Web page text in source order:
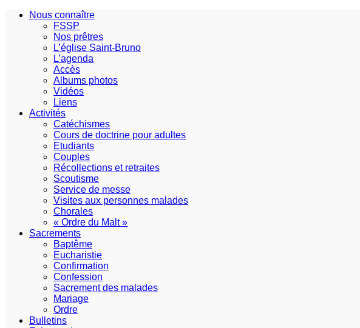
Nous connaître
FSSP
Nos prêtres
L’église Saint-Bruno
L’agenda
Accès
Albums photos
Vidéos
Liens
Activités
Catéchismes
Cours de doctrine pour adultes
Etudiants
Couples
Récollections et retraites
Scoutisme
Service de messe
Visites aux personnes malades
Chorales
« Ordre du Malt »
Sacrements
Baptême
Eucharistie
Confirmation
Confession
Sacrement des malades
Mariage
Ordre
Bulletins